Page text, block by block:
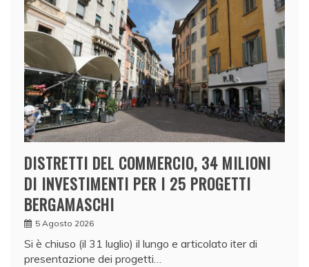
DISTRETTI DEL COMMERCIO, 34 MILIONI
DI INVESTIMENTI PER I 25 PROGETTI
BERGAMASCHI
5 Agosto 2026
Si è chiuso (il 31 luglio) il lungo e articolato iter di
presentazione dei progetti…